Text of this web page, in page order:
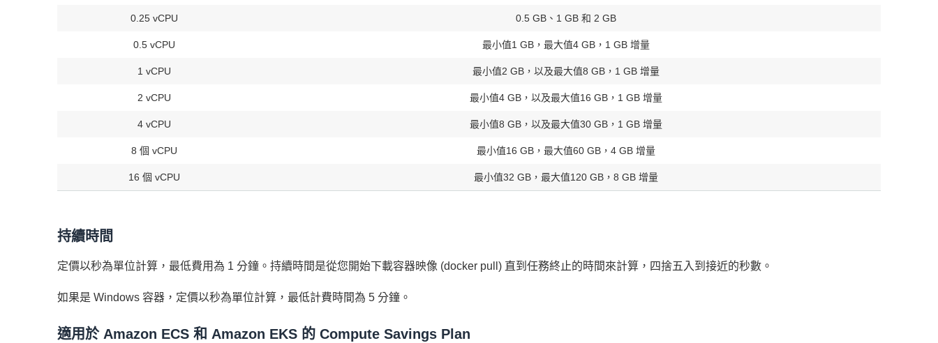
0.25 vCPU 0.5 GB、1 GB 和 2 GB
0.5 vCPU 最小值1 GB，最大值4 GB，1 GB 增量
1 vCPU 最小值2 GB，以及最大值8 GB，1 GB 增量
2 vCPU 最小值4 GB，以及最大值16 GB，1 GB 增量
4 vCPU 最小值8 GB，以及最大值30 GB，1 GB 增量
8 個 vCPU 最小值16 GB，最大值60 GB，4 GB 增量
16 個 vCPU 最小值32 GB，最大值120 GB，8 GB 增量
持續時間
定價以秒為單位計算，最低費用為 1 分鐘。持續時間是從您開始下載容器映像 (docker pull) 直到任務終止的時間來計算，四捨五入到接近的秒數。
如果是 Windows 容器，定價以秒為單位計算，最低計費時間為 5 分鐘。
適用於 Amazon ECS 和 Amazon EKS 的 Compute Savings Plan